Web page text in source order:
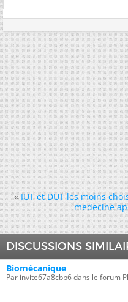
« IUT et DUT les moins
medecine
DISCUSSIONS
Biomécanique
Par invite67a8cbb6 dans le forum